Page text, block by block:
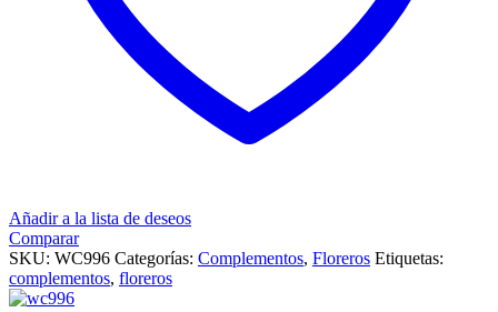
Añadir a la lista de deseos
Comparar
SKU: WC996 Categorías: Complementos, Floreros Etiquetas:
complementos, floreros